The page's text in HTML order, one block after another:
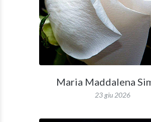
Maria Maddalena
23 giu 2026